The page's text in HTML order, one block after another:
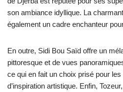
son ambiance idyllique. La
également un cadre enchanteur
En outre, Sidi Bou Saïd offre un
pittoresque et de vues
ce qui en fait un choix prisé pour
d’inspiration artistique. Enfin,